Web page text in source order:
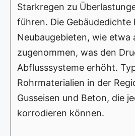
Starkregen zu
führen. Die Gebäudedichte
Neubaugebieten, wie etwa
zugenommen, was den
Abflusssysteme erhöht.
Rohrmaterialien in der
Gusseisen und Beton, die
korrodieren können.